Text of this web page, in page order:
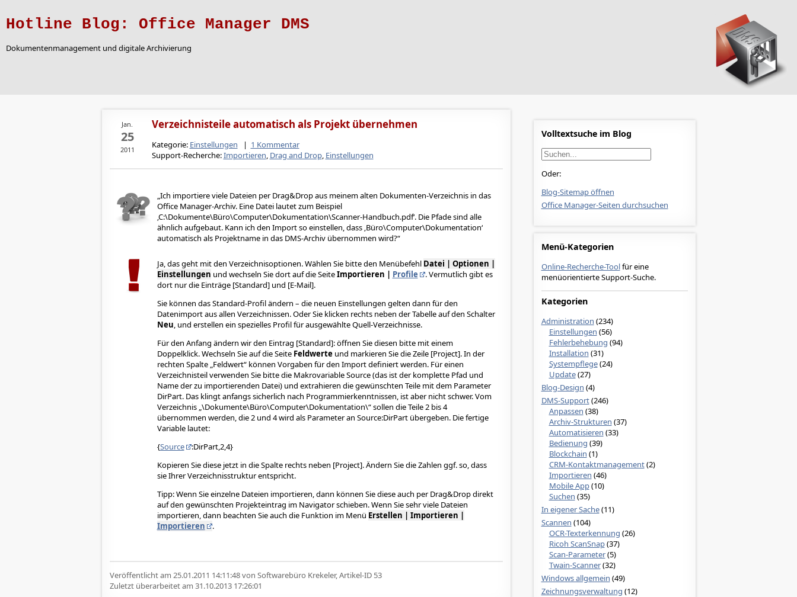
Hotline Blog: Office Manager DMS
Dokumentenmanagement und digitale Archivierung
Volltextsuche im Blog
Oder:
Blog-Sitemap öffnen
Office Manager-Seiten durchsuchen
Menü-Kategorien
Online-Recherche-Toolfür eine
menüorientierte Support-Suche.
Kategorien
Administration (234)
Einstellungen (56)
Fehlerbehebung (94)
Installation (31)
Systempflege(24)
Update(27)
Blog-Design (4)
DMS-Support(246)
Anpassen (38)
Archiv-Strukturen (37)
Automatisieren (33)
Bedienung (39)
Blockchain (1)
CRM-Kontaktmanagement(2)
Importieren (46)
Mobile App(10)
Suchen (35)
In eigener Sache(11)
Scannen (104)
OCR-Texterkennung (26)
Ricoh ScanSnap(37)
Scan-Parameter(5)
Twain-Scanner(32)
Windows allgemein (49)
Zeichnungsverwaltung (12)
Jan.
25
2011
Verzeichnisteile automatisch als Projekt übernehmen
Kategorie: Einstellungen | 1 Kommentar
Support-Recherche:Importieren, Drag and Drop, Einstellungen
Ich importiere viele Dateien per Drag&Drop aus meinem alten Dokumenten-Verzeichnis in das
Office Manager-Archiv. Eine Datei lautet zum Beispiel
‚C:\Dokumente\Büro\Computer\Dokumentation\Scanner-Handbuch.pdf‘. Die Pfade sind alle
ähnlich aufgebaut. Kann ich den Import so einstellen, dass ‚Büro\Computer\Dokumentation‘
automatisch als Projektname in das DMS-Archiv übernommen wird?
Ja, das geht mit den Verzeichnisoptionen. Wählen Sie bitte den Menübefehl Datei | Optionen |
Einstellungen und wechseln Sie dort auf die SeiteImportieren | Profile
. Vermutlich gibt es
dort nur die Einträge [Standard] und [E-Mail].
Sie können das Standard-Profil ändern – die neuen Einstellungen gelten dann für den
Datenimport aus allen Verzeichnissen. Oder Sie klicken rechts neben der Tabelle auf den Schalter
Neu, und erstellen ein spezielles Profil für ausgewählte Quell-Verzeichnisse.
Für den Anfang ändern wir den Eintrag [Standard]: öffnen Sie diesen bitte mit einem
Doppelklick. Wechseln Sie auf die Seite Feldwerteund markieren Sie die Zeile [Project]. In der
rechten Spalte „Feldwert“ können Vorgaben für den Import definiert werden. Für einen
Verzeichnisteil verwenden Sie bitte die Makrovariable Source (das ist der komplette Pfad und
Name der zu importierenden Datei) und extrahieren die gewünschten Teile mit dem Parameter
DirPart. Das klingt anfangs sicherlich nach Programmierkenntnissen, ist aber nicht schwer. Vom
Verzeichnis „\Dokumente\Büro\Computer\Dokumentation\“ sollen die Teile 2 bis 4
übernommen werden, die 2 und 4 wird als Parameter an Source:DirPart übergeben. Die fertige
Variable lautet:
{Source
:DirPart,2,4}
Kopieren Sie diese jetzt in die Spalte rechts neben [Project]. Ändern Sie die Zahlen ggf. so, dass
sie Ihrer Verzeichnisstruktur entspricht.
Tipp: Wenn Sie einzelne Dateien importieren, dann können Sie diese auch per Drag&Drop direkt
auf den gewünschten Projekteintrag im Navigator schieben. Wenn Sie sehr viele Dateien
importieren, dann beachten Sie auch die Funktion im Menü Erstellen | Importieren |
Importieren
.
Veröffentlicht am 25.01.2011 14:11:48von Softwarebüro Krekeler, Artikel-ID 53
Zuletzt überarbeitet am 31.10.2013 17:26:01